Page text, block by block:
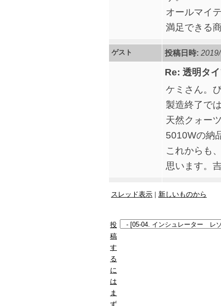
オールマイ
満足できる
ゲスト 投稿日時:
Re: 透明タ
ケミさん。
製造終了で
天然クォー
5010Wの納
これからも
思います。
スレッド表示 | 新しいものから
投
稿
す
る
に
は
ま
ず